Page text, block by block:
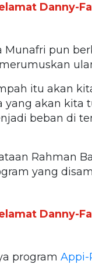
Danny-
Munafri pun
itu akan
yang akan kita
beban di
Rahman
yang
Danny-
program Appi-